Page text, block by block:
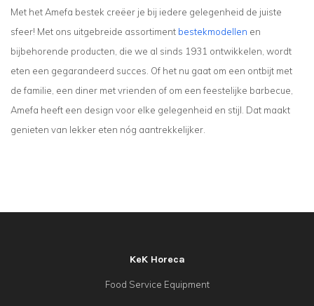
Met het Amefa bestek creëer je bij iedere gelegenheid de juiste
sfeer! Met ons uitgebreide assortiment bestekmodellen en
bijbehorende producten, die we al sinds 1931 ontwikkelen, wordt
eten een gegarandeerd succes. Of het nu gaat om een ontbijt met
de familie, een diner met vrienden of om een feestelijke barbecue,
Amefa heeft een design voor elke gelegenheid en stijl. Dat maakt
genieten van lekker eten nóg aantrekkelijker.
KeK Horeca
Food Service Equipment